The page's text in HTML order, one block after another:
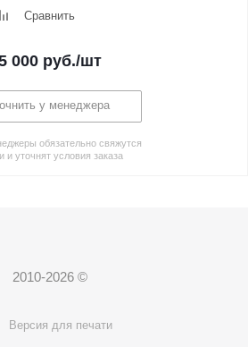
Сравнить
000руб./шт
у менеджера
обязательно свяжутся
и уточнят условия заказа
2010-2026 ©
Версия для печати